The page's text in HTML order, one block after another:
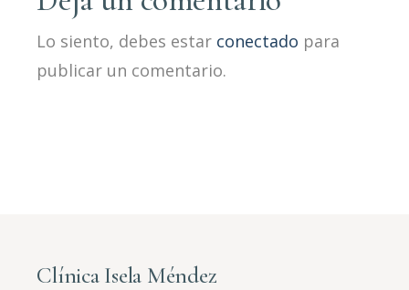
Lo siento, debes estar conectado para
publicar un comentario.
Clínica Isela Méndez